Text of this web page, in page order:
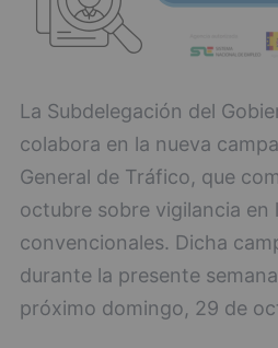
La Subdelegación del
colabora en la nueva
General de Tráfico, que
octubre sobre vigilancia en
convencionales. Dicha
durante la presente
próximo domingo, 29 de